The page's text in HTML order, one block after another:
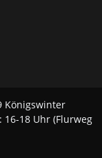
Königswinter
18 Uhr (Flurweg